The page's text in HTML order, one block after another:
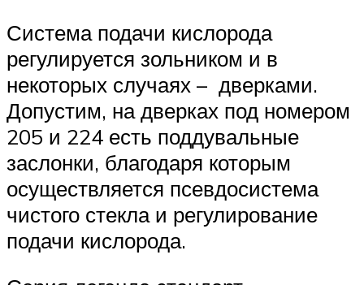
Система подачи кислорода
регулируется зольником и в
некоторых случаях – дверками.
Допустим, на дверках под номером
205 и 224 есть поддувальные
заслонки, благодаря которым
осуществляется псевдосистема
чистого стекла и регулирование
подачи кислорода.